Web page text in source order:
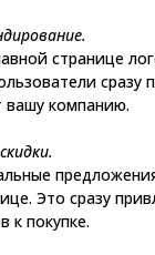
странице
вашу компанию.
Это сразу
к покупке.